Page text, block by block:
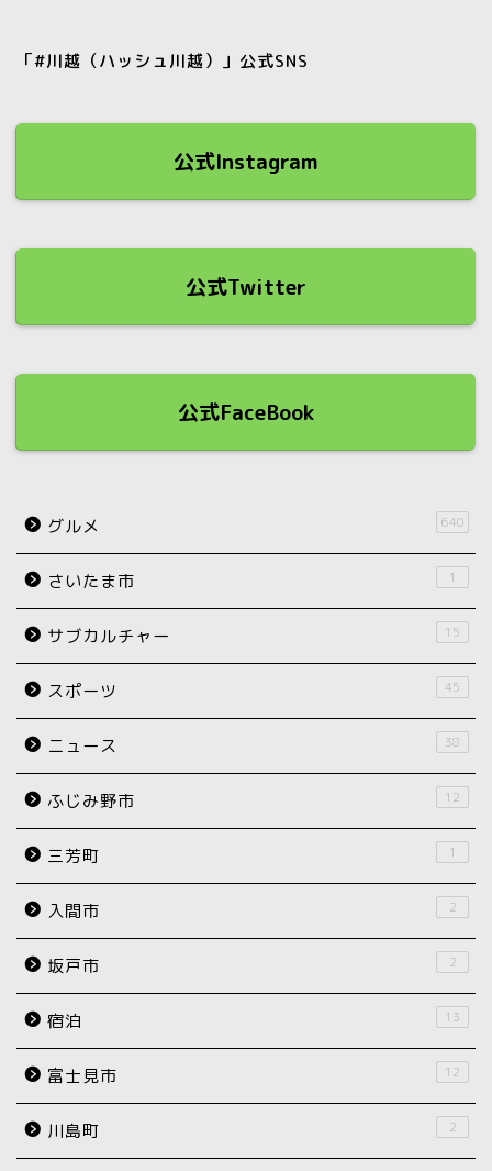
「#川越（ハッシュ川越）」公式SNS
公式Instagram
公式Twitter
公式FaceBook
グルメ 640
さいたま市 1
サブカルチャー 15
スポーツ 45
ニュース 38
ふじみ野市 12
三芳町 1
入間市 2
坂戸市 2
宿泊 13
富士見市 12
川島町 2